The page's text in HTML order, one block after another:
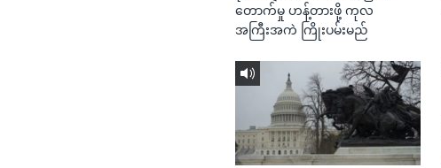
တောက်မှု ဟန့်တားဖို့ ကုလ
အကြီးအကဲ ကြိုးပမ်းမည်